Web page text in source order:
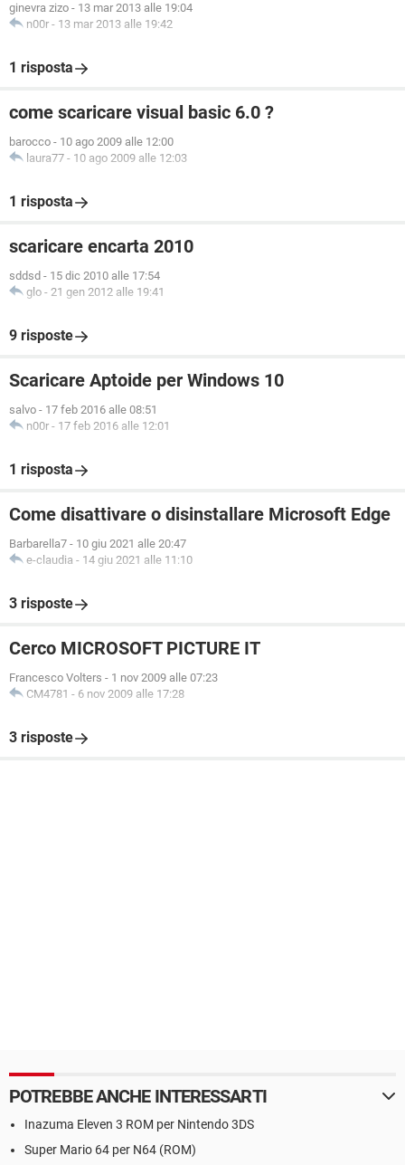
ginevra zizo - 13 mar 2013 alle 19:04
n00r - 13 mar 2013 alle 19:42
1 risposta
come scaricare visual basic 6.0 ?
barocco - 10 ago 2009 alle 12:00
laura77 - 10 ago 2009 alle 12:03
1 risposta
scaricare encarta 2010
sddsd - 15 dic 2010 alle 17:54
glo - 21 gen 2012 alle 19:41
9 risposte
Scaricare Aptoide per Windows 10
salvo - 17 feb 2016 alle 08:51
n00r - 17 feb 2016 alle 12:01
1 risposta
Come disattivare o disinstallare Microsoft Edge
Barbarella7 - 10 giu 2021 alle 20:47
e-claudia - 14 giu 2021 alle 11:10
3 risposte
Cerco MICROSOFT PICTURE IT
Francesco Volters - 1 nov 2009 alle 07:23
CM4781 - 6 nov 2009 alle 17:28
3 risposte
POTREBBE ANCHE INTERESSARTI
Inazuma Eleven 3 ROM per Nintendo 3DS
Super Mario 64 per N64 (ROM)